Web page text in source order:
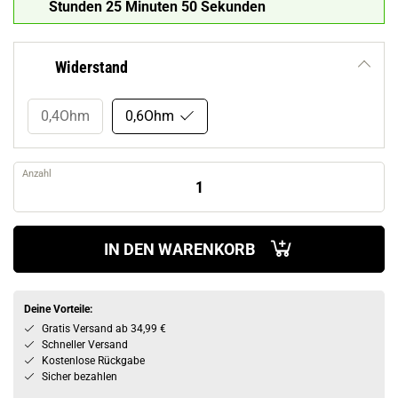
Stunden 25 Minuten 49 Sekunden
Widerstand
0,4Ohm 0,6Ohm
Anzahl
IN DEN WARENKORB
Deine Vorteile:
Gratis Versand ab 34,99 €
Schneller Versand
Kostenlose Rückgabe
Sicher bezahlen